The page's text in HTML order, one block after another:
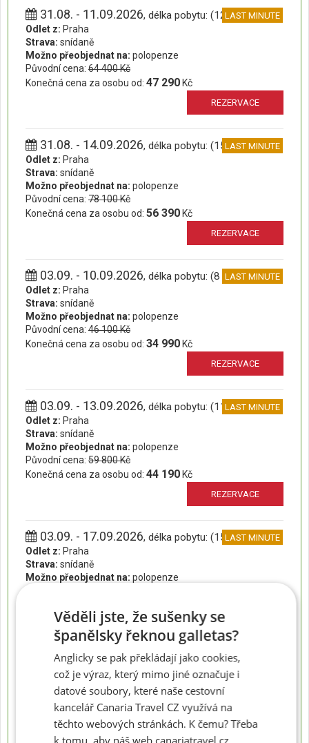
31.08. - 11.09.2026, délka pobytu: (12 dní)LAST MINUTE
Odlet z: Praha
Strava: snídaně
Možno přeobjednat na: polopenze
Původní cena: 64 400 Kč
Konečná cena za osobu od: 47 290 Kč
REZERVACE
31.08. - 14.09.2026, délka pobytu: (15 dní)LAST MINUTE
Odlet z: Praha
Strava: snídaně
Možno přeobjednat na: polopenze
Původní cena: 78 100 Kč
Konečná cena za osobu od: 56 390 Kč
REZERVACE
03.09. - 10.09.2026, délka pobytu: (8 dní)LAST MINUTE
Odlet z: Praha
Strava: snídaně
Možno přeobjednat na: polopenze
Původní cena: 46 100 Kč
Konečná cena za osobu od: 34 990 Kč
REZERVACE
03.09. - 13.09.2026, délka pobytu: (11 dní)LAST MINUTE
Odlet z: Praha
Strava: snídaně
Možno přeobjednat na: polopenze
Původní cena: 59 800 Kč
Konečná cena za osobu od: 44 190 Kč
REZERVACE
03.09. - 17.09.2026, délka pobytu: (15 dní)LAST MINUTE
Odlet z: Praha
Strava: snídaně
Možno přeobjednat na: polopenze
REZERVACE
04.09. - 11.09.2026 , délka pobytu: (8 dní)LAST MINUTE
Odlet z:Praha
Strava:snídaně
Možno přeobjednat na:polopenze
Původní cena:46 100 Kč
Konečná cena za osobu od: 34 990 Kč
Věděli jste, že sušenky se
španělsky řeknou galletas?
Anglicky se pak překládají jako cookies,
což je výraz, který mimo jiné označuje i
datové soubory, které naše cestovní
kancelář Canaria Travel CZ využívá na
těchto webových stránkách. K čemu? Třeba
k tomu, aby náš web canariatravel.cz